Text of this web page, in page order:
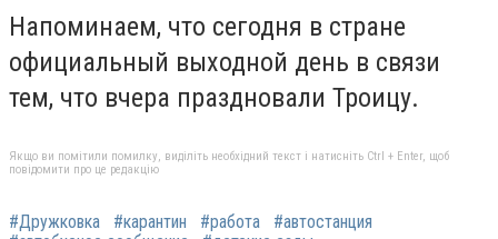
Напоминаем, что сегодня в стране
официальный выходной день в связи
тем, что вчера праздновали Троицу.
Якщо ви помітили помилку, виділіть необхідний текст і натисніть Ctrl + Enter, щоб
повідомити про це редакцію
#Дружковка #карантин #работа
#автостанция